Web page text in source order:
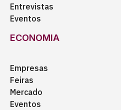
Entrevistas
Eventos
ECONOMIA
Empresas
Feiras
Mercado
Eventos